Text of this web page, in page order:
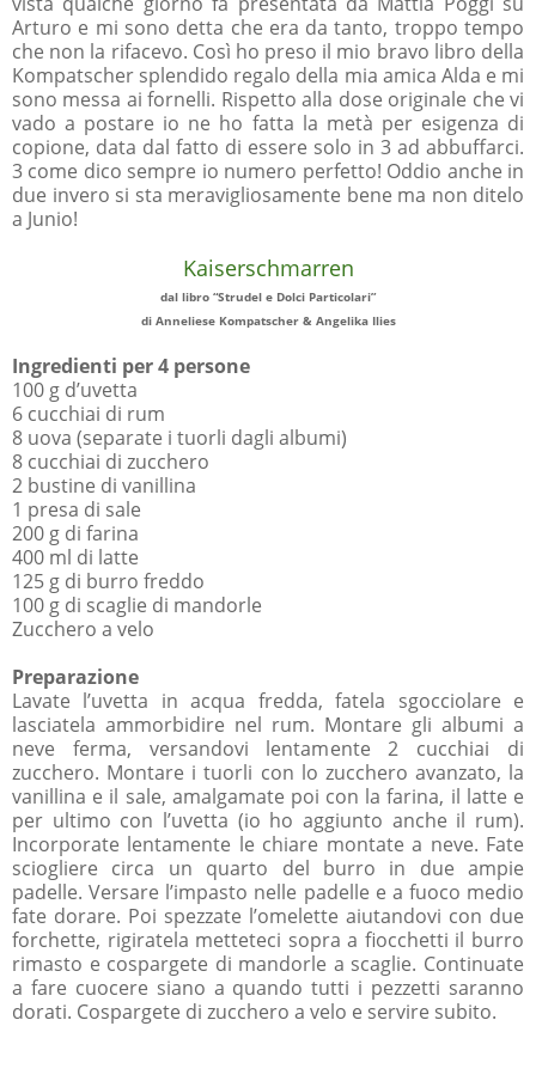
Arturo e mi sono detta che era da tanto, troppo tempo
che non la rifacevo. Così ho preso il mio bravo libro della
Kompatscher splendido regalo della mia amica Alda e mi
sono messa ai fornelli. Rispetto alla dose originale che vi
vado a postare io ne ho fatta la metà per esigenza di
copione, data dal fatto di essere solo in 3 ad abbuffarci.
3 come dico sempre io numero perfetto! Oddio anche in
due invero si sta meravigliosamente bene ma non ditelo
a Junio!
Kaiserschmarren
dal libro “Strudel e Dolci Particolari”
di Anneliese Kompatscher & Angelika Ilies
Ingredienti per 4 persone
100 g d’uvetta
6 cucchiai di rum
8 uova (separate i tuorli dagli albumi)
8 cucchiai di zucchero
2 bustine di vanillina
1 presa di sale
200 g di farina
400 ml di latte
125 g di burro freddo
100 g di scaglie di mandorle
Zucchero a velo
Preparazione
Lavate l’uvetta in acqua fredda, fatela sgocciolare e
lasciatela ammorbidire nel rum. Montare gli albumi a
neve ferma, versandovi lentamente 2 cucchiai di
zucchero. Montare i tuorli con lo zucchero avanzato, la
vanillina e il sale, amalgamate poi con la farina, il latte e
per ultimo con l’uvetta (io ho aggiunto anche il rum).
Incorporate lentamente le chiare montate a neve. Fate
sciogliere circa un quarto del burro in due ampie
padelle. Versare l’impasto nelle padelle e a fuoco medio
fate dorare. Poi spezzate l’omelette aiutandovi con due
forchette, rigiratela metteteci sopra a fiocchetti il burro
rimasto e cospargete di mandorle a scaglie. Continuate
a fare cuocere siano a quando tutti i pezzetti saranno
dorati. Cospargete di zucchero a velo e servire subito.